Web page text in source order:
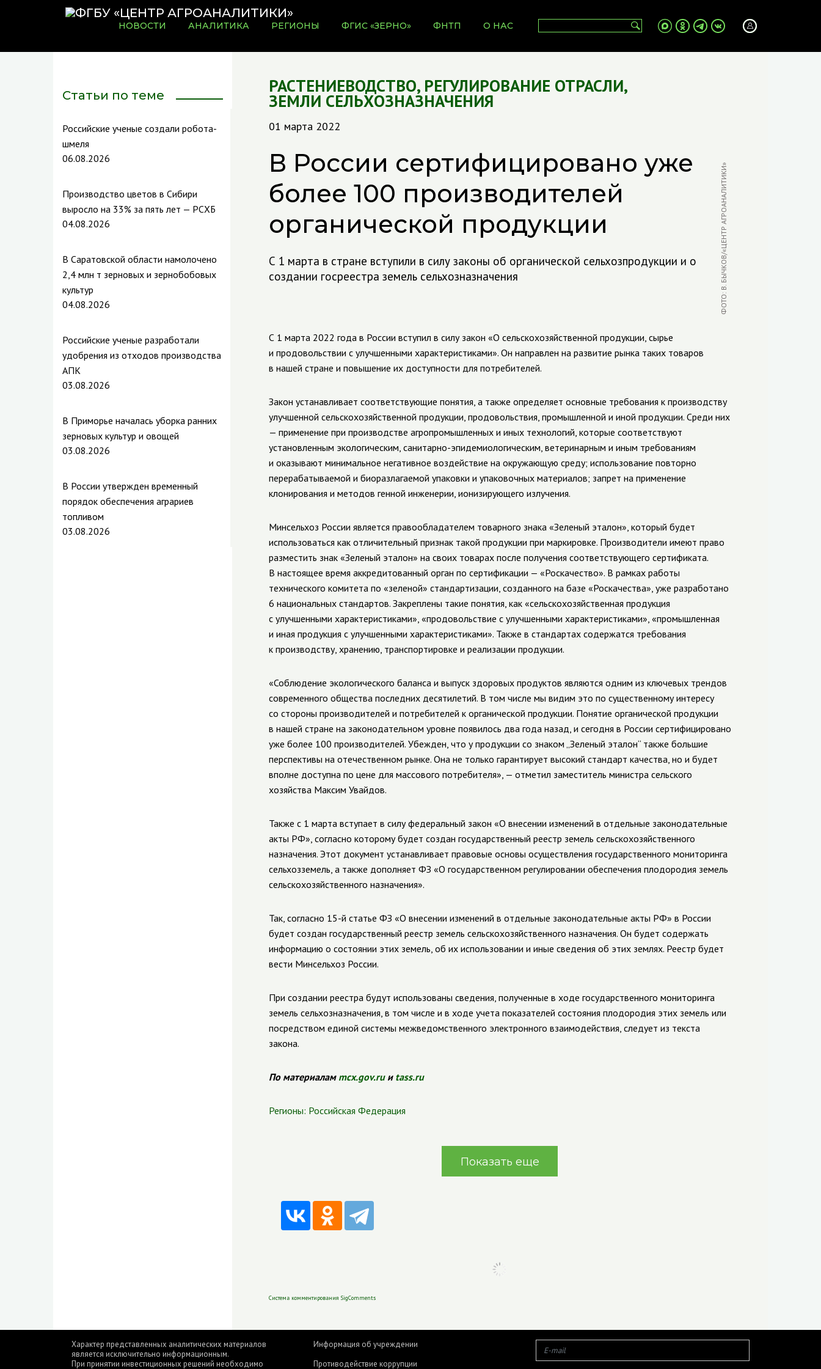
НОВОСТИ АНАЛИТИКА РЕГИОНЫ ФГИС «ЗЕРНО» ФНТП О НАС
Статьи по теме
Российские ученые создали робота-
шмеля
06.08.2026
Производство цветов в Сибири
выросло на 33% за пять лет — РСХБ
04.08.2026
В Саратовской области намолочено
2,4 млн т зерновых и зернобобовых
культур
04.08.2026
Российские ученые разработали
удобрения из отходов производства
АПК
03.08.2026
В Приморье началась уборка ранних
зерновых культур и овощей
03.08.2026
В России утвержден временный
порядок обеспечения аграриев
топливом
03.08.2026
РАСТЕНИЕВОДСТВО, РЕГУЛИРОВАНИЕ ОТРАСЛИ,
ЗЕМЛИ СЕЛЬХОЗНАЗНАЧЕНИЯ
01 марта 2022
В России сертифицировано уже
более 100 производителей
органической продукции
С 1 марта в стране вступили в силу законы об органической сельхозпродукции и о
создании госреестра земель сельхозназначения
ФОТО: В. БЫЧКОВ/«ЦЕНТР АГРОАНАЛИТИКИ»
С 1 марта 2022 года в России вступил в силу закон «О сельскохозяйственной продукции, сырье
и продовольствии с улучшенными характеристиками». Он направлен на развитие рынка таких товаров
в нашей стране и повышение их доступности для потребителей.
Закон устанавливает соответствующие понятия, а также определяет основные требования к производству
улучшенной сельскохозяйственной продукции, продовольствия, промышленной и иной продукции. Среди них
— применение при производстве агропромышленных и иных технологий, которые соответствуют
установленным экологическим, санитарно-эпидемиологическим, ветеринарным и иным требованиям
и оказывают минимальное негативное воздействие на окружающую среду; использование повторно
перерабатываемой и биоразлагаемой упаковки и упаковочных материалов; запрет на применение
клонирования и методов генной инженерии, ионизирующего излучения.
Минсельхоз России является правообладателем товарного знака «Зеленый эталон», который будет
использоваться как отличительный признак такой продукции при маркировке. Производители имеют право
разместить знак «Зеленый эталон» на своих товарах после получения соответствующего сертификата.
В настоящее время аккредитованный орган по сертификации — «Роскачество». В рамках работы
технического комитета по «зеленой» стандартизации, созданного на базе «Роскачества», уже разработано
6 национальных стандартов. Закреплены такие понятия, как «сельскохозяйственная продукция
с улучшенными характеристиками», «продовольствие с улучшенными характеристиками», «промышленная
и иная продукция с улучшенными характеристиками». Также в стандартах содержатся требования
к производству, хранению, транспортировке и реализации продукции.
«Соблюдение экологического баланса и выпуск здоровых продуктов являются одним из ключевых трендов
современного общества последних десятилетий. В том числе мы видим это по существенному интересу
со стороны производителей и потребителей к органической продукции. Понятие органической продукции
в нашей стране на законодательном уровне появилось два года назад, и сегодня в России сертифицировано
уже более 100 производителей. Убежден, что у продукции со знаком „Зеленый эталон“ также большие
перспективы на отечественном рынке. Она не только гарантирует высокий стандарт качества, но и будет
вполне доступна по цене для массового потребителя», — отметил заместитель министра сельского
хозяйства Максим Увайдов.
Также с 1 марта вступает в силу федеральный закон «О внесении изменений в отдельные законодательные
акты РФ», согласно которому будет создан государственный реестр земель сельскохозяйственного
назначения. Этот документ устанавливает правовые основы осуществления государственного мониторинга
сельхозземель, а также дополняет ФЗ «О государственном регулировании обеспечения плодородия земель
сельскохозяйственного назначения».
Так, согласно 15-й статье ФЗ «О внесении изменений в отдельные законодательные акты РФ» в России
будет создан государственный реестр земель сельскохозяйственного назначения. Он будет содержать
информацию о состоянии этих земель, об их использовании и иные сведения об этих землях. Реестр будет
вести Минсельхоз России.
При создании реестра будут использованы сведения, полученные в ходе государственного мониторинга
земель сельхозназначения, в том числе и в ходе учета показателей состояния плодородия этих земель или
посредством единой системы межведомственного электронного взаимодействия, следует из текста
закона.
По материалам mcx.gov.ruи tass.ru
Регионы: Российская Федерация
Показать еще
Характер представленных аналитических материалов
является исключительно информационным.
При принятии инвестиционных решений необходимо
Информация об учреждении
Противодействие коррупции